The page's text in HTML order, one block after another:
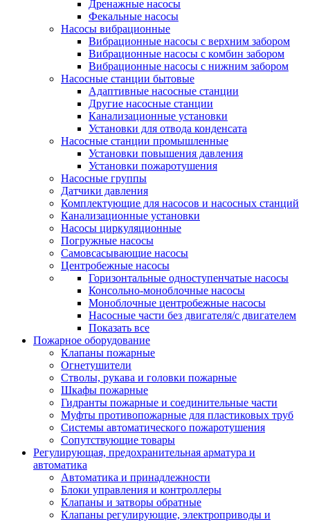
Дренажные насосы
Фекальные насосы
Насосы вибрационные
Вибрационные насосы с верхним забором
Вибрационные насосы с комбин забором
Вибрационные насосы с нижним забором
Насосные станции бытовые
Адаптивные насосные станции
Другие насосные станции
Канализационные установки
Установки для отвода конденсата
Насосные станции промышленные
Установки повышения давления
Установки пожаротушения
Насосные группы
Датчики давления
Комплектующие для насосов и насосных станций
Канализационные установки
Насосы циркуляционные
Погружные насосы
Самовсасывающие насосы
Центробежные насосы
Горизонтальные одноступенчатые насосы
Консольно-моноблочные насосы
Моноблочные центробежные насосы
Насосные части без двигателя/с двигателем
Показать все
Пожарное оборудование
Клапаны пожарные
Огнетушители
Стволы, рукава и головки пожарные
Шкафы пожарные
Гидранты пожарные и соединительные части
Муфты противопожарные для пластиковых труб
Системы автоматического пожаротушения
Сопутствующие товары
Регулирующая, предохранительная арматура и
автоматика
Автоматика и принадлежности
Блоки управления и контроллеры
Клапаны и затворы обратные
Клапаны регулирующие, электроприводы и